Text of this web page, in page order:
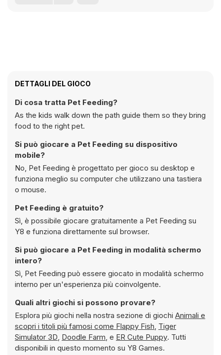
DETTAGLI DEL GIOCO
Di cosa tratta Pet Feeding?
As the kids walk down the path guide them so they bring
food to the right pet.
Si può giocare a Pet Feeding su dispositivo
mobile?
No, Pet Feeding è progettato per gioco su desktop e
funziona meglio su computer che utilizzano una tastiera
o mouse.
Pet Feeding è gratuito?
Sì, è possibile giocare gratuitamente a Pet Feeding su
Y8 e funziona direttamente sul browser.
Si può giocare a Pet Feeding in modalità schermo
intero?
Sì, Pet Feeding può essere giocato in modalità schermo
interno per un'esperienza più coinvolgente.
Quali altri giochi si possono provare?
Esplora più giochi nella nostra sezione di giochi Animali e
scopri i titoli più famosi come Flappy Fish, Tiger
Simulator 3D, Doodle Farm, e ER Cute Puppy. Tutti
disponibili in questo momento su Y8 Games.